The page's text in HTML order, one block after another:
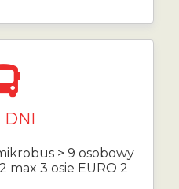
DNI
> 9 osobowy
max 3 osie EURO 2